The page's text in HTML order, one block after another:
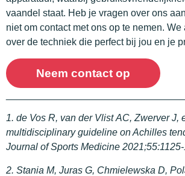
vaandel staat. Heb je vragen over ons
niet om contact met ons op te nemen.
over de techniek die perfect bij jou en je
Neem contact op
1. de Vos R, van der Vlist AC, Zwerver J,
multidisciplinary guideline on Achilles
Journal of Sports Medicine 2021;55:1125-
2. Stania M, Juras G, Chmielewska D,